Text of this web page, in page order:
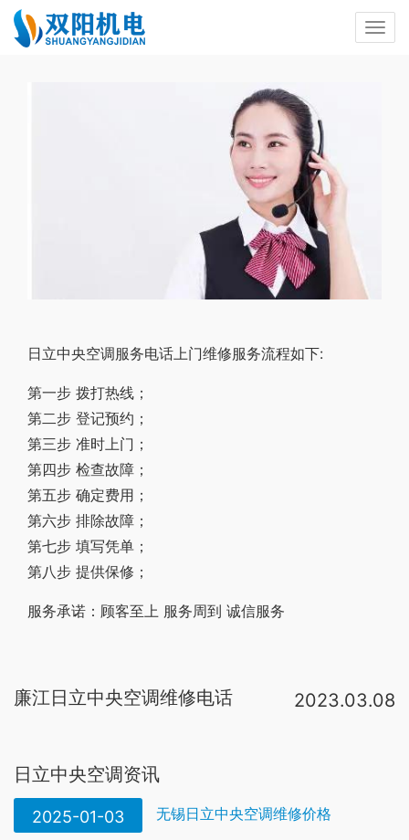
日立中央空调服务电话上门维修服务流程如下:
第一步 拨打热线；
第二步 登记预约；
第三步 准时上门；
第四步 检查故障；
第五步 确定费用；
第六步 排除故障；
第七步 填写凭单；
第八步 提供保修；
服务承诺：顾客至上 服务周到 诚信服务
廉江日立中央空调维修电话 2023.03.08
日立中央空调资讯
2025-01-03 无锡日立中央空调维修价格